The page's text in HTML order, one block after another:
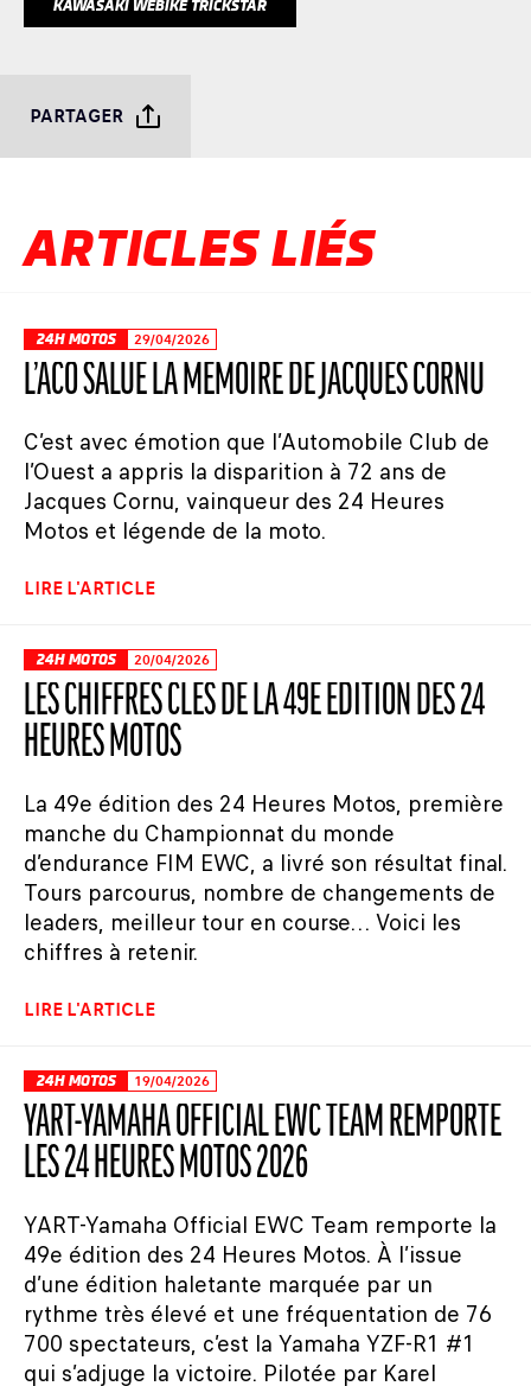
KAWASAKI WEBIKE TRICKSTAR
PARTAGER
ARTICLES LIÉS
24H MOTOS 29/04/2026
L’ACO SALUE LA MÉMOIRE DE JACQUES CORNU
C’est avec émotion que l’Automobile Club de
l’Ouest a appris la disparition à 72 ans de
Jacques Cornu, vainqueur des 24 Heures
Motos et légende de la moto.
LIRE L'ARTICLE
24H MOTOS 20/04/2026
LES CHIFFRES CLÉS DE LA 49E ÉDITION DES 24
HEURES MOTOS
La 49e édition des 24 Heures Motos, première
manche du Championnat du monde
d’endurance FIM EWC, a livré son résultat final.
Tours parcourus, nombre de changements de
leaders, meilleur tour en course… Voici les
chiffres à retenir.
LIRE L'ARTICLE
24H MOTOS 19/04/2026
YART-YAMAHA OFFICIAL EWC TEAM REMPORTE
LES 24 HEURES MOTOS 2026
YART-Yamaha Official EWC Team remporte la
49e édition des 24 Heures Motos. À l’issue
d’une édition haletante marquée par un
rythme très élevé et une fréquentation de 76
700 spectateurs, c’est la Yamaha YZF-R1 #1
qui s’adjuge la victoire. Pilotée par Karel